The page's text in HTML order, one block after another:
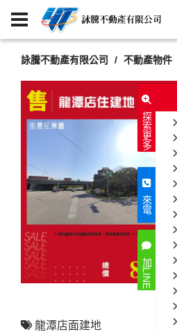
詠騰不動產有限公司 不動產物件
龍潭店面建地